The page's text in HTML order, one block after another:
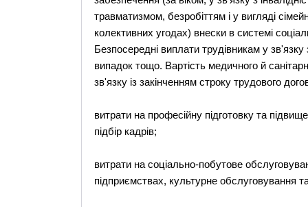
травматизмом, безробіттям і у вигляді
колективних угодах) внески в системі
Безпосередні виплати трудівникам у
випадок тощо. Вартість медичного й
зв'язку із закінченням строку трудового
витрати на професійну підготовку та
підбір кадрів;
витрати на соціально-побутове
підприємствах, культурне обслуговування